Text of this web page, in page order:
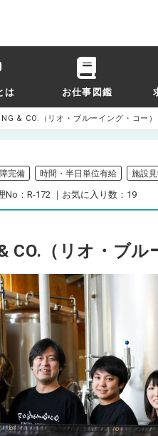
は お仕事図鑑
& CO.（リオ・ブルーイング・コー）
完備 時間・半日単位有給 施設
No：R-172 お気に入り数：19
CO.（リオ・ブル